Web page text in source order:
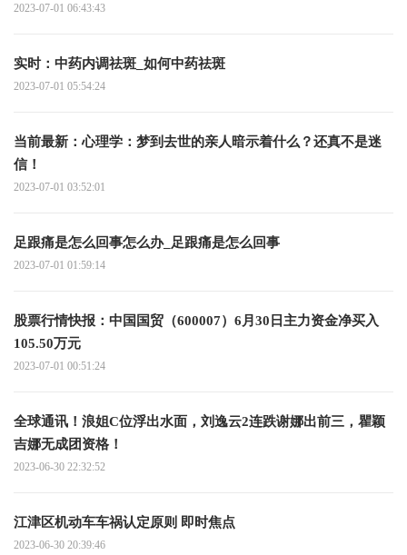
2023-07-01 06:43:43
实时：中药内调祛斑_如何中药祛斑
2023-07-01 05:54:24
当前最新：心理学：梦到去世的亲人暗示着什么？还真不是迷
信！
2023-07-01 03:52:01
足跟痛是怎么回事怎么办_足跟痛是怎么回事
2023-07-01 01:59:14
股票行情快报：中国国贸（600007）6月30日主力资金净买入
105.50万元
2023-07-01 00:51:24
全球通讯！浪姐C位浮出水面，刘逸云2连跌谢娜出前三，瞿颖
吉娜无成团资格！
2023-06-30 22:32:52
江津区机动车车祸认定原则 即时焦点
2023-06-30 20:39:46